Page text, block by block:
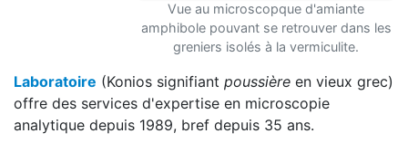
Vue au microscopque d'amiante
amphibole pouvant se retrouver dans les
greniers isolés à la vermiculite.
Laboratoire (Konios signifiant poussière en vieux grec)
offre des services d'expertise en microscopie
analytique depuis 1989, bref depuis 35 ans.